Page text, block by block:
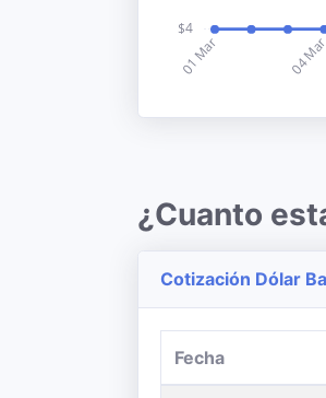
¿Cuanto
Cotización Dólar
Fecha